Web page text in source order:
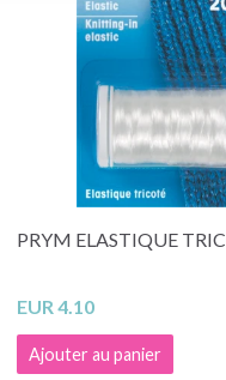
PRYM ELASTIQUE
EUR 4.10
Ajouter au panier